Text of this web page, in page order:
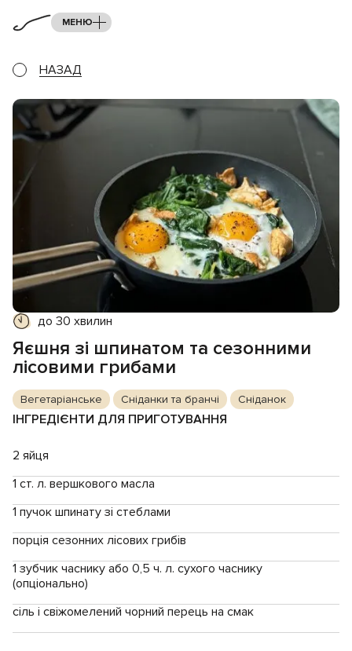
МЕНЮ
НАЗАД
до 30 хвилин
Яєшня зі шпинатом та сезонними
лісовими грибами
Вегетаріанське Сніданки та бранчі Сніданок
ІНГРЕДІЄНТИ ДЛЯ ПРИГОТУВАННЯ
2 яйця
1 ст. л. вершкового масла
1 пучок шпинату зі стеблами
порція сезонних лісових грибів
1 зубчик часнику або 0,5 ч. л. сухого часнику
(опціонально)
сіль і свіжомелений чорний перець на смак